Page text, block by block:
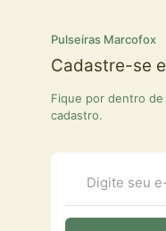
Pulseiras Marcofox
Cadastre-se
Fique por dentro de
cadastro.